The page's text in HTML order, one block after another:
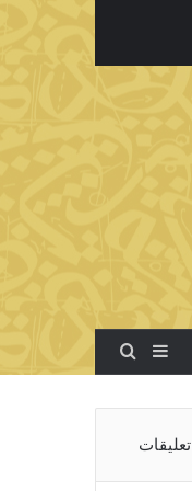
إضافة عمود جانبي
بحث عن
تعليقات